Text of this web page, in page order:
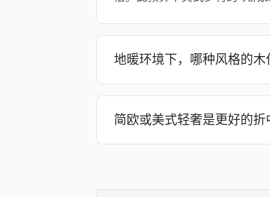
地暖环境下，哪种风格的木
简欧或美式轻奢是更好的折